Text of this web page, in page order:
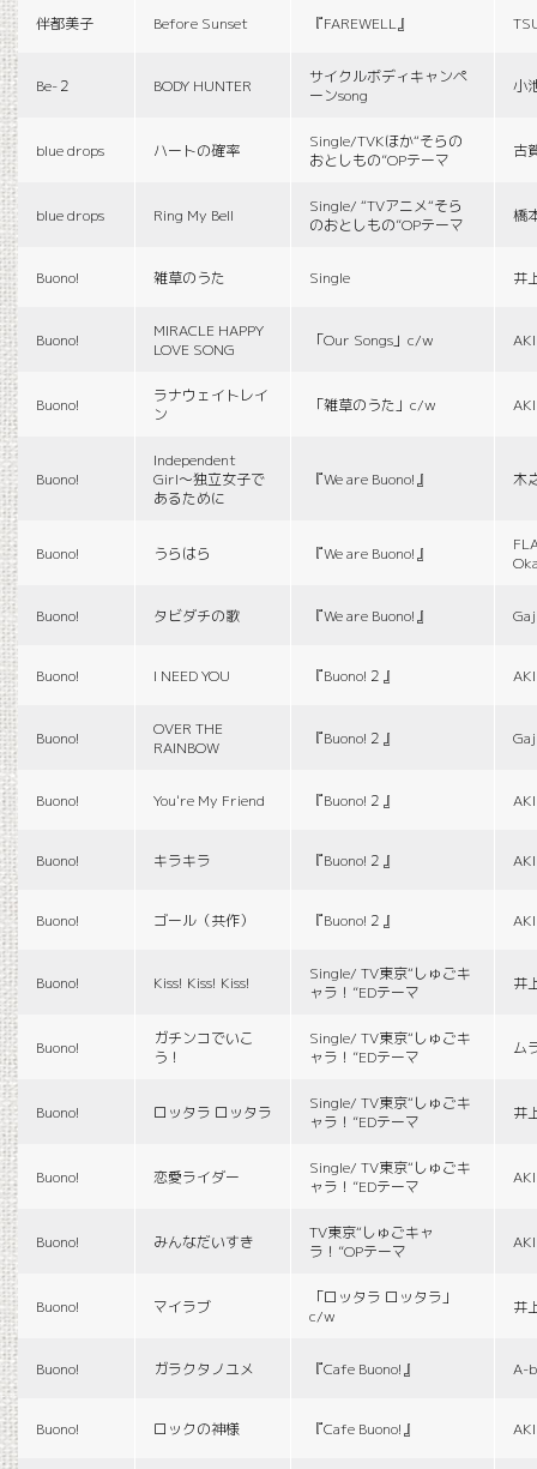
伴都美子 Before Sunset 『FAREWELL』
Be-２ BODY HUNTER
サイクルボディキャンペ
ーンsong
小
blue drops ハートの確率
Single/TVKほか“そらの
おとしもの”OPテーマ
古
blue drops Ring My Bell
Single/ “TVアニメ“そら
のおとしもの”OPテーマ
橋
Buono! 雑草のうた Single 井
Buono!
MIRACLE HAPPY
LOVE SONG
「Our Songs」c/w
Buono!
ラナウェイトレイ
ン
「雑草のうた」c/w
Buono!
Independent
Girl〜独立女子で
あるために
『We are Buono!』 木
Buono! うらはら 『We are Buono!』
Buono! タビダチの歌 『We are Buono!』
Buono! I NEED YOU 『Buono!２』
Buono!
OVER THE
RAINBOW
『Buono!２』
Buono! You're My Friend 『Buono!２』
Buono! キラキラ 『Buono!２』
Buono! ゴール（共作） 『Buono!２』
Buono! Kiss! Kiss! Kiss!
Single/ TV東京“しゅごキ
ャラ！”EDテーマ
井
Buono!
ガチンコでいこ
う！
Single/ TV東京“しゅごキ
ャラ！”EDテーマ
ム
Buono! ロッタラ ロッタラ
Single/ TV東京“しゅごキ
ャラ！”EDテーマ
井
Buono! 恋愛ライダー
Single/ TV東京“しゅごキ
ャラ！”EDテーマ
Buono! みんなだいすき
TV東京“しゅごキャ
ラ！”OPテーマ
Buono! マイラブ
「ロッタラ ロッタラ」
c/w
井
Buono! ガラクタノユメ 『Cafe Buono!』 A-
Buono! ロックの神様 『Cafe Buono!』